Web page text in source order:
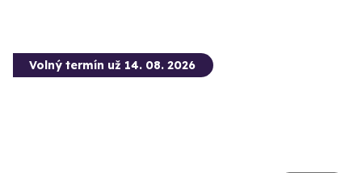
Volný termín už 14. 08. 2026